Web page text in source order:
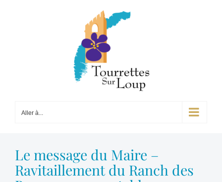
Aller à...
Le message du Maire –
Ravitaillement du Ranch des